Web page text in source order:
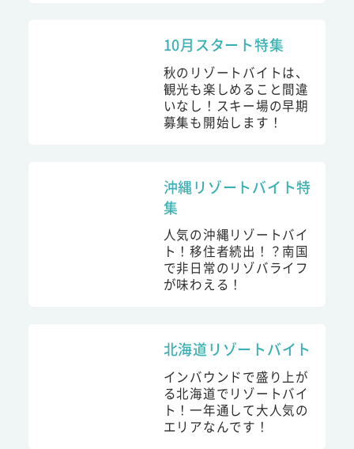
10月スタート特集
秋のリゾートバイトは、
観光も楽しめること間違
いなし！スキー場の早期
募集も開始します！
沖縄リゾートバイト特
集
人気の沖縄リゾートバイ
ト！移住者続出！？南国
で非日常のリゾバライフ
が味わえる！
北海道リゾートバイト
インバウンドで盛り上が
る北海道でリゾートバイ
ト！一年通して大人気の
エリアなんです！